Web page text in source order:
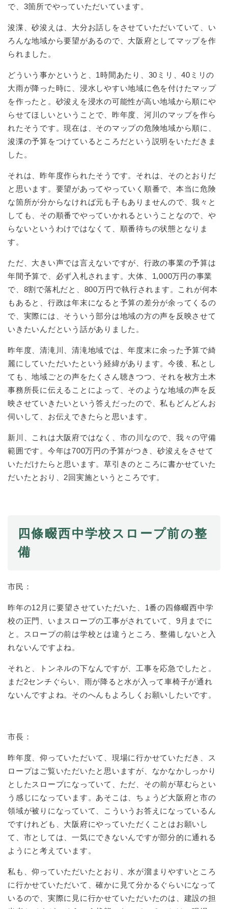
で、3箇所でやっていただいています。
浚渫、砂浚えは、大分お話しをさせていただいていて、い
ろんな地域から要望があるので、大阪府としてマップを作
られました。
どういう事かというと、1時間あたり、30ミリ、40ミリの
大雨が降った時に、浸水しやすい地域に色を付けたマップ
を作ったと。砂浚えを浸水の可能性が高い地域から順にや
らせてほしいということで、昨年度、河川のマップを作ら
れたそうです。現在は、そのマップの危険地域から順に、
浚渫の予算をつけているところだという説明をいただきま
した。
それは、昨年度作られたそうです。それは、そのとおりだ
と思います。要望があってやっていく順番で、本当に危険
な箇所が分からなければ元も子もありませんので、我々と
しても、その順番でやっていかれるということなので、や
らないというわけではなくて、順番待ちの状態となりま
す。
ただ、大きい声では言えないですが、行政の事業の予算は
年間予算で、必ず入札されます。大体、1,000万円の事業
で、8割で落札だと、800万円で執行されます。これが何本
もあると、行政は年末になると予算の差分が余ってくるの
で、実際には、そういう部分は地域の方の声を反映させて
いきたいんだという話がありました。
昨年度、清滝川、清滝地域では、年度末に余った予算で綺
麗にしていただいたという経緯があります。今後、私とし
ても、地域ごとの声をたくさん聴きつつ、それを枚方土木
事務所長に伝えることによって、そのような地域の声を反
映させていきたいという答えだったので、私もどんどんお
伺いして、お伝えできたらと思います。
新川、これは大阪府ではなく、市の川なので、我々の守備
範囲です。今年は700万円の予算がつき、砂浚えをさせて
いただけたらと思います。草引きのところに書かせていた
だいたとおり、2回実施というところです。
四條畷西中学校スロープ前の整
備
市民：
昨年の12月に要望させていただいた、1番の四條畷西中学
校の正門、いまスロープの工事がされていて、9月までに
と。スロープの前は学校とは違うところ、整備しないと入
れないんですよね。
それと、トンネルの下なんですが、工事を応急でしたと。
まだ2センチぐらい、雨が降ると水が入って車椅子が通れ
ないんですよね。そのへんもよろしくお願いしたいです。
市長：
昨年度、仰っていただいて、現場に行かせていただき、ス
ロープはご覧いただいたと思いますが、なかなかしっかり
としたスロープになっていて、ただ、その前が草むらとい
う感じになっています。あそこは、ちょうど大阪府と市の
領域が被りになっていて、こういうお答えになっているん
ですけれども、大阪府にやっていただくことはお願いし
て、市としては、一気にできないんですが部分的に通れる
ようにと考えています。
私も、仰っていただいたとおり、水が溜まりやすいところ
に行かせていただいて、確かに見て分かるぐらいになって
いるので、実際に見に行かせていただいたのは、建設の担